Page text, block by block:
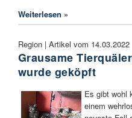
Weiterlesen »
Region | Artikel vom 14.03.2022
Grausame
wurde geköpft
Es gibt wohl
einem